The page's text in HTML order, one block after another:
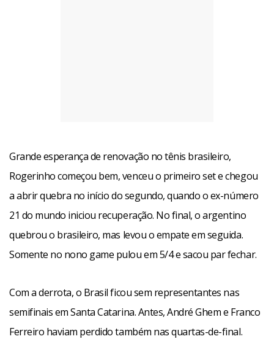
Grande esperança de renovação no tênis brasileiro,
Rogerinho começou bem, venceu o primeiro set e chegou
a abrir quebra no início do segundo, quando o ex-número
21 do mundo iniciou recuperação. No final, o argentino
quebrou o brasileiro, mas levou o empate em seguida.
Somente no nono game pulou em 5/4 e sacou par fechar.
Com a derrota, o Brasil ficou sem representantes nas
semifinais em Santa Catarina. Antes, André Ghem e Franco
Ferreiro haviam perdido também nas quartas-de-final.